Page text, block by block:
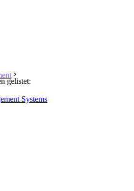
gelistet:
Systems